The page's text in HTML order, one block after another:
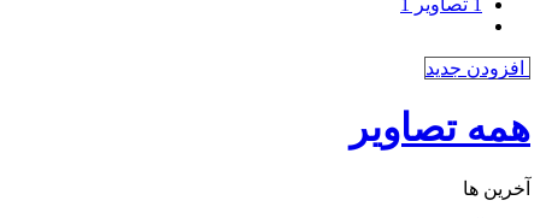
افزودن جدید
همه تصاویر
آخرین ها